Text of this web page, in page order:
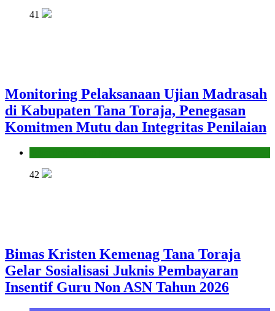
41
Monitoring Pelaksanaan Ujian Madrasah
di Kabupaten Tana Toraja, Penegasan
Komitmen Mutu dan Integritas Penilaian
42
Bimas Kristen Kemenag Tana Toraja
Gelar Sosialisasi Juknis Pembayaran
Insentif Guru Non ASN Tahun 2026